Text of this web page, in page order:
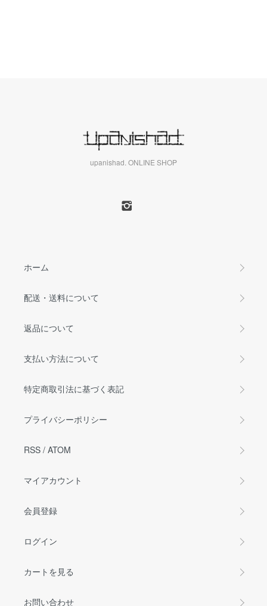
upanishad. ONLINE SHOP
ホーム
配送・送料について
返品について
支払い方法について
特定商取引法に基づく表記
プライバシーポリシー
RSS / ATOM
マイアカウント
会員登録
ログイン
カートを見る
お問い合わせ